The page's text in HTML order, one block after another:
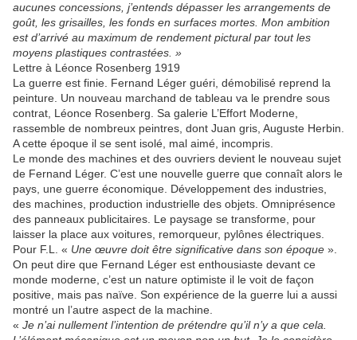
aucunes concessions, j’entends dépasser les arrangements de
goût, les grisailles, les fonds en surfaces mortes. Mon ambition
est d’arrivé au maximum de rendement pictural par tout les
moyens plastiques contrastées. »
Lettre à Léonce Rosenberg 1919
La guerre est finie. Fernand Léger guéri, démobilisé reprend la
peinture. Un nouveau marchand de tableau va le prendre sous
contrat, Léonce Rosenberg. Sa galerie L’Effort Moderne,
rassemble de nombreux peintres, dont Juan gris, Auguste Herbin.
A cette époque il se sent isolé, mal aimé, incompris.
Le monde des machines et des ouvriers devient le nouveau sujet
de Fernand Léger. C’est une nouvelle guerre que connaît alors le
pays, une guerre économique. Développement des industries,
des machines, production industrielle des objets. Omniprésence
des panneaux publicitaires. Le paysage se transforme, pour
laisser la place aux voitures, remorqueur, pylônes électriques.
Pour F.L. « Une œuvre doit être significative dans son époque ».
On peut dire que Fernand Léger est enthousiaste devant ce
monde moderne, c’est un nature optimiste il le voit de façon
positive, mais pas naïve. Son expérience de la guerre lui a aussi
montré un l’autre aspect de la machine.
« Je n’ai nullement l’intention de prétendre qu’il n’y a que cela.